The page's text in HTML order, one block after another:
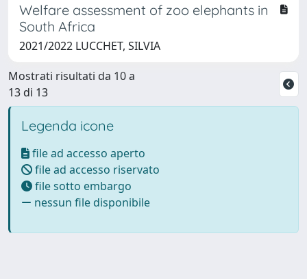
Welfare assessment of zoo elephants in
South Africa
2021/2022 LUCCHET, SILVIA
Mostrati risultati da 10 a
13 di 13
Legenda icone
file ad accesso aperto
file ad accesso riservato
file sotto embargo
nessun file disponibile